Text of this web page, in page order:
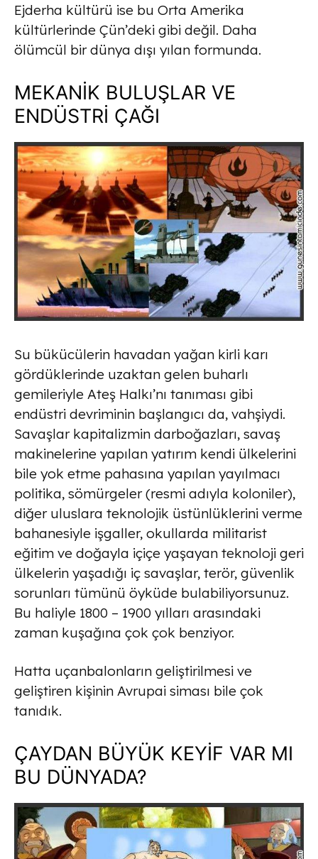
Ejderha kültürü ise bu Orta Amerika
kültürlerinde Çün’deki gibi değil. Daha
ölümcül bir dünya dışı yılan formunda.
MEKANİK BULUŞLAR VE
ENDÜSTRİ ÇAĞI
Su bükücülerin havadan yağan kirli karı
gördüklerinde uzaktan gelen buharlı
gemileriyle Ateş Halkı’nı tanıması gibi
endüstri devriminin başlangıcı da, vahşiydi.
Savaşlar kapitalizmin darboğazları, savaş
makinelerine yapılan yatırım kendi ülkelerini
bile yok etme pahasına yapılan yayılmacı
politika, sömürgeler (resmi adıyla koloniler),
diğer uluslara teknolojik üstünlüklerini verme
bahanesiyle işgaller, okullarda militarist
eğitim ve doğayla içiçe yaşayan teknoloji geri
ülkelerin yaşadığı iç savaşlar, terör, güvenlik
sorunları tümünü öyküde bulabiliyorsunuz.
Bu haliyle 1800 – 1900 yılları arasındaki
zaman kuşağına çok çok benziyor.
Hatta uçanbalonların geliştirilmesi ve
geliştiren kişinin Avrupai siması bile çok
tanıdık.
ÇAYDAN BÜYÜK KEYİF VAR MI
BU DÜNYADA?